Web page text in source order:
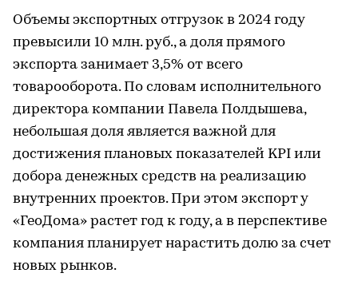
Объемы экспортных отгрузок в 2024 году
превысили 10 млн. руб., а доля прямого
экспорта занимает 3,5% от всего
товарооборота. По словам исполнительного
директора компании Павела Полдышева,
небольшая доля является важной для
достижения плановых показателей KPI или
добора денежных средств на реализацию
внутренних проектов. При этом экспорт у
«ГеоДома» растет год к году, а в перспективе
компания планирует нарастить долю за счет
новых рынков.